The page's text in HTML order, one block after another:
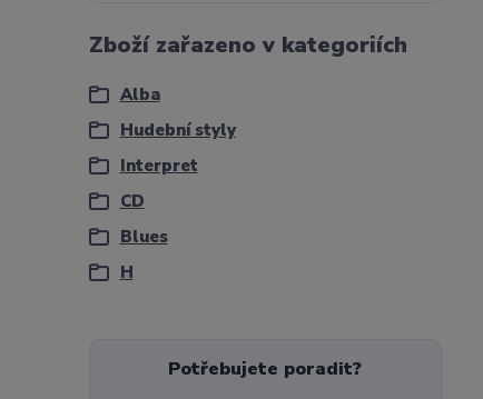
Zboží zařazeno v kategoriích
Alba
Hudební styly
Interpret
CD
Blues
H
Potřebujete poradit?